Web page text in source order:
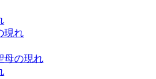
現れ
母の現れ